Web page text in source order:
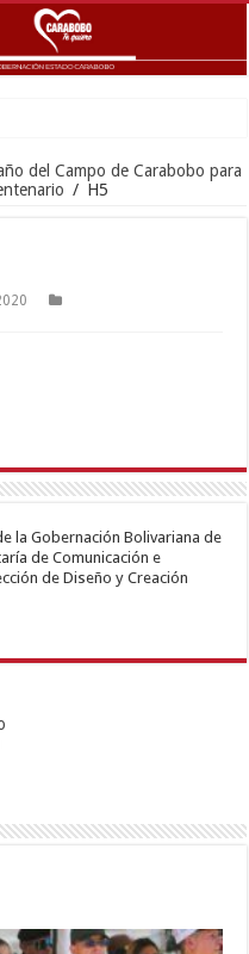
de más de
del Campo de Carabobo para
/ H5
la Gobernación Bolivariana de
de Comunicación e
de Diseño y Creación